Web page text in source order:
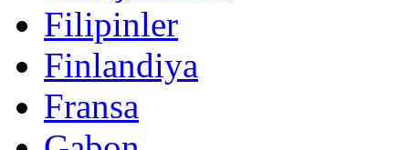
Filipinler
Finlandiya
Fransa